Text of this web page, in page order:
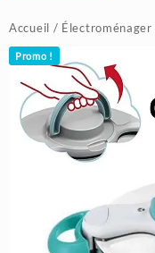
Accueil / Électroménager
Promo !